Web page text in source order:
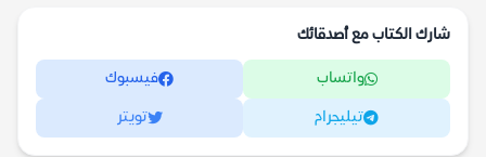
شارك الكتاب مع أصدقائك
واتساب فيسبوك
تيليجرام تويتر